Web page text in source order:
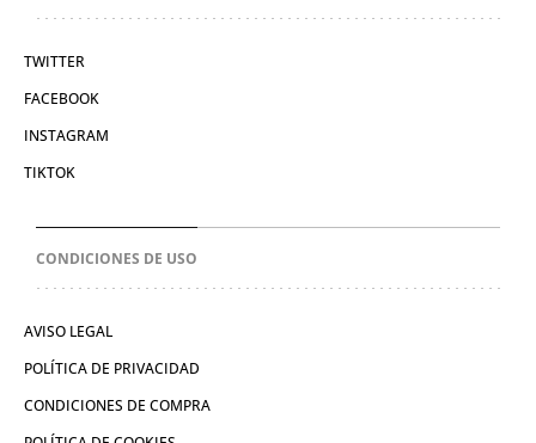
TWITTER
FACEBOOK
INSTAGRAM
TIKTOK
CONDICIONES DE USO
AVISO LEGAL
POLÍTICA DE PRIVACIDAD
CONDICIONES DE COMPRA